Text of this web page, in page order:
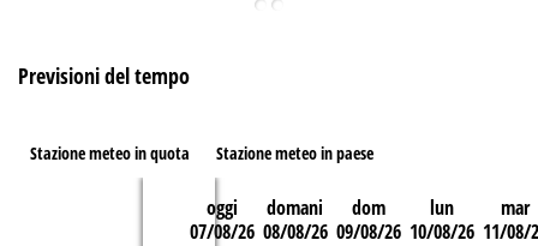
Previsioni del tempo
Stazione meteo in quota Stazione meteo in paese
oggi
07/08/26
domani
08/08/26
dom
09/08/26
lun
10/08/26
mar
11/08/